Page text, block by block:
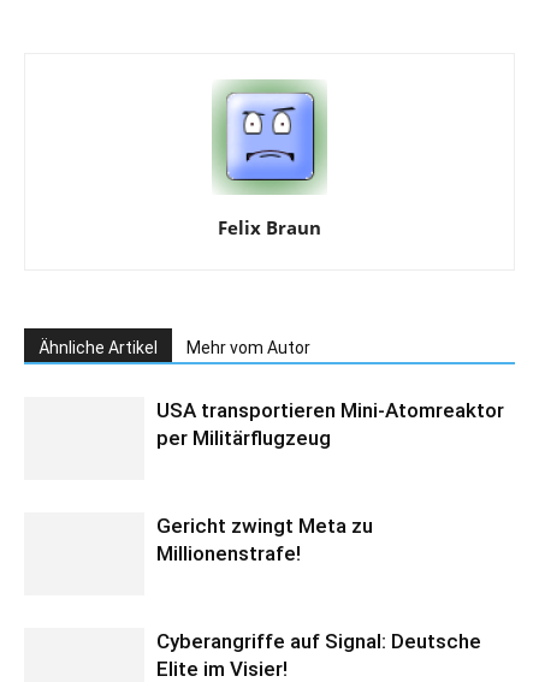
Felix Braun
Ähnliche Artikel Mehr vom Autor
USA transportieren Mini-Atomreaktor
per Militärflugzeug
Gericht zwingt Meta zu
Millionenstrafe!
Cyberangriffe auf Signal: Deutsche
Elite im Visier!